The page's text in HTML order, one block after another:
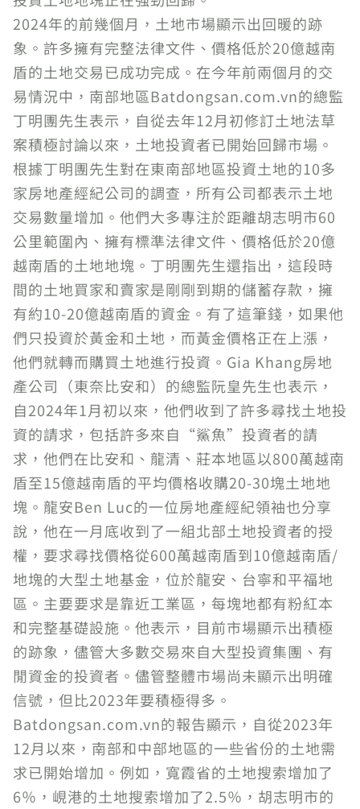
2024年的前幾個月，土地市場顯示出回暖的跡
象。許多擁有完整法律文件、價格低於20億越南
盾的土地交易已成功完成。在今年前兩個月的交
易情況中，南部地區Batdongsan.com.vn的總監
丁明團先生表示，自從去年12月初修訂土地法草
案積極討論以來，土地投資者已開始回歸市場。
根據丁明團先生對在東南部地區投資土地的10多
家房地產經紀公司的調查，所有公司都表示土地
交易數量增加。他們大多專注於距離胡志明市60
公里範圍內、擁有標準法律文件、價格低於20億
越南盾的土地地塊。丁明團先生還指出，這段時
間的土地買家和賣家是剛剛到期的儲蓄存款，擁
有約10-20億越南盾的資金。有了這筆錢，如果他
們只投資於黃金和土地，而黃金價格正在上漲，
他們就轉而購買土地進行投資。Gia Khang房地
產公司（東奈比安和）的總監阮皇先生也表示，
自2024年1月初以來，他們收到了許多尋找土地投
資的請求，包括許多來自“鯊魚”投資者的請
求，他們在比安和、龍清、莊本地區以800萬越南
盾至15億越南盾的平均價格收購20-30塊土地地
塊。龍安Ben Luc的一位房地產經紀領袖也分享
說，他在一月底收到了一組北部土地投資者的授
權，要求尋找價格從600萬越南盾到10億越南盾/
地塊的大型土地基金，位於龍安、台寧和平福地
區。主要要求是靠近工業區，每塊地都有粉紅本
和完整基礎設施。他表示，目前市場顯示出積極
的跡象，儘管大多數交易來自大型投資集團、有
閒資金的投資者。儘管整體市場尚未顯示出明確
信號，但比2023年要積極得多。
Batdongsan.com.vn的報告顯示，自從2023年
12月以來，南部和中部地區的一些省份的土地需
求已開始增加。例如，寬霞省的土地搜索增加了
6％，峴港的土地搜索增加了2.5％，胡志明市的